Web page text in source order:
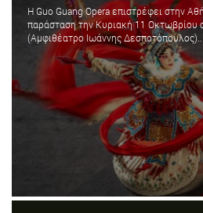
Η Guo Guang Opera επιστρέφει στην
παράσταση την Κυριακή 11 Οκτωβρίου
(Αμφιθέατρο Ιωάννης